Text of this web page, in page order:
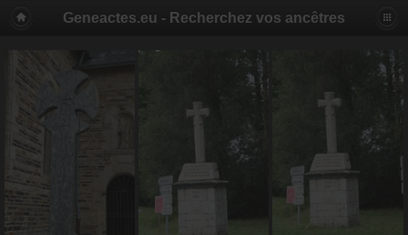
Geneactes.eu - Recherchez vos ancêtres